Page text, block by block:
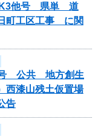
K3他号 県単 道
町工区工事 に関
号 公共 地方創生
西漆山残土仮置場
告